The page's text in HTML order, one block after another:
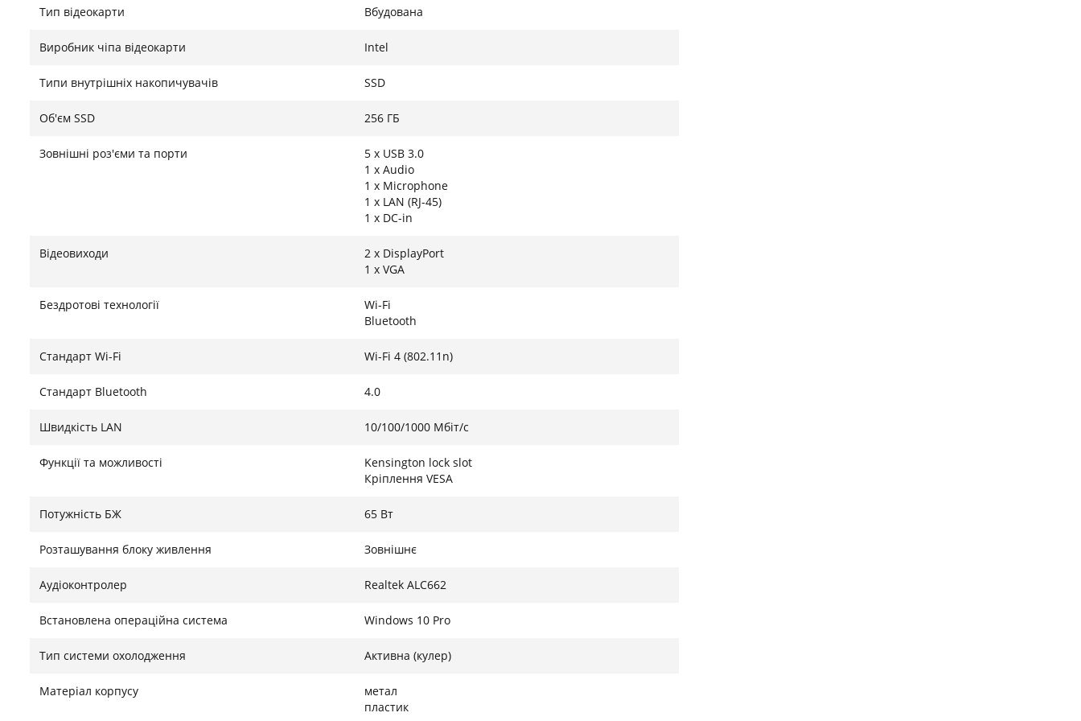
Тип відеокарти Вбудована
Виробник чіпа відеокарти Intel
Типи внутрішніх накопичувачів SSD
Об'єм SSD 256 ГБ
Зовнішні роз'єми та порти
5 x USB 3.0
1 x Audio
1 x Microphone
1 x LAN (RJ-45)
1 x DC-in
Відеовиходи
2 x DisplayPort
1 x VGA
Бездротові технології
Wi-Fi
Bluetooth
Стандарт Wi-Fi Wi-Fi 4 (802.11n)
Стандарт Bluetooth 4.0
Швидкість LAN 10/100/1000 Мбіт/с
Функції та можливості
Kensington lock slot
Кріплення VESA
Потужність БЖ 65 Вт
Розташування блоку живлення Зовнішнє
Аудіоконтролер Realtek ALC662
Встановлена операційна система Windows 10 Pro
Тип системи охолодження Активна (кулер)
Матеріал корпусу
метал
пластик